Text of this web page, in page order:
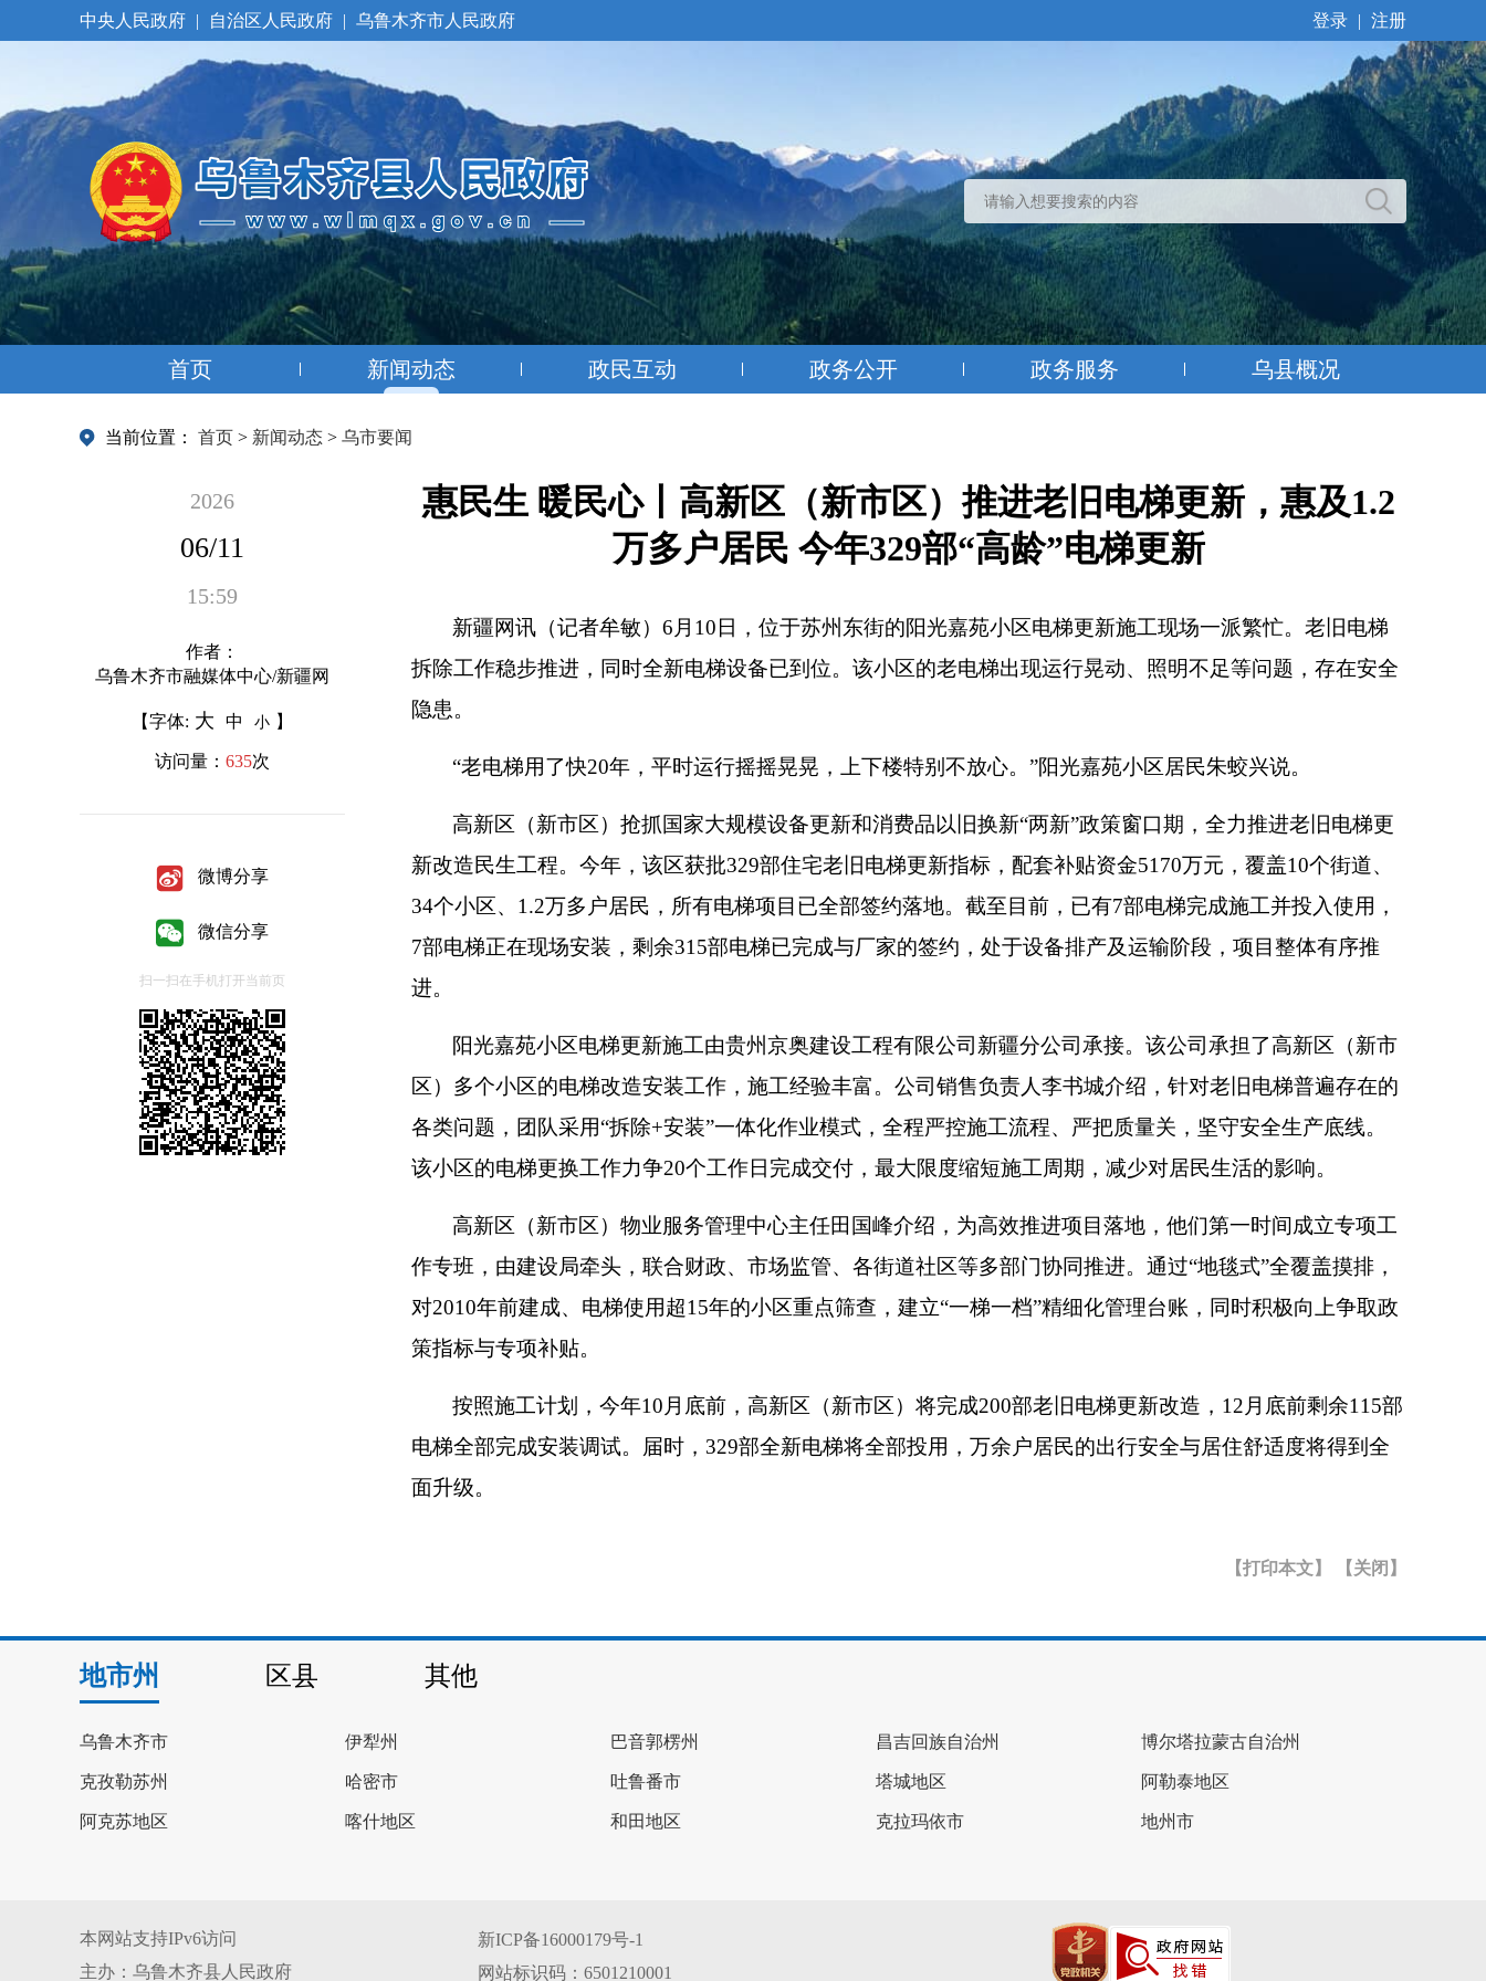
中央人民政府 | 自治区人民政府 | 乌鲁木齐市人民政府 登录 | 注册
首页 新闻动态 政民互动 政务公开 政务服务 乌县概况
当前位置： 首页 > 新闻动态 > 乌市要闻
2026
06/11
15:59
作者：
乌鲁木齐市融媒体中心/新疆网
【字体: 大 中 小 】
访问量： 635次
微博分享
微信分享
扫一扫在手机打开当前页
惠民生 暖民心丨高新区（新市区）推进老旧电梯更新，惠及1.2
万多户居民 今年329部“高龄”电梯更新
新疆网讯（记者牟敏）6月10日，位于苏州东街的阳光嘉苑小区电梯更新施工现场一派繁忙。老旧电梯
拆除工作稳步推进，同时全新电梯设备已到位。该小区的老电梯出现运行晃动、照明不足等问题，存在安全
隐患。
“老电梯用了快20年，平时运行摇摇晃晃，上下楼特别不放心。”阳光嘉苑小区居民朱蛟兴说。
高新区（新市区）抢抓国家大规模设备更新和消费品以旧换新“两新”政策窗口期，全力推进老旧电梯更
新改造民生工程。今年，该区获批329部住宅老旧电梯更新指标，配套补贴资金5170万元，覆盖10个街道、
34个小区、1.2万多户居民，所有电梯项目已全部签约落地。截至目前，已有7部电梯完成施工并投入使用，
7部电梯正在现场安装，剩余315部电梯已完成与厂家的签约，处于设备排产及运输阶段，项目整体有序推
进。
阳光嘉苑小区电梯更新施工由贵州京奥建设工程有限公司新疆分公司承接。该公司承担了高新区（新市
区）多个小区的电梯改造安装工作，施工经验丰富。公司销售负责人李书城介绍，针对老旧电梯普遍存在的
各类问题，团队采用“拆除+安装”一体化作业模式，全程严控施工流程、严把质量关，坚守安全生产底线。
该小区的电梯更换工作力争20个工作日完成交付，最大限度缩短施工周期，减少对居民生活的影响。
高新区（新市区）物业服务管理中心主任田国峰介绍，为高效推进项目落地，他们第一时间成立专项工
作专班，由建设局牵头，联合财政、市场监管、各街道社区等多部门协同推进。通过“地毯式”全覆盖摸排，
对2010年前建成、电梯使用超15年的小区重点筛查，建立“一梯一档”精细化管理台账，同时积极向上争取政
策指标与专项补贴。
按照施工计划，今年10月底前，高新区（新市区）将完成200部老旧电梯更新改造，12月底前剩余115部
电梯全部完成安装调试。届时，329部全新电梯将全部投用，万余户居民的出行安全与居住舒适度将得到全
面升级。
【打印本文】 【关闭】
地市州 区县 其他
乌鲁木齐市 伊犁州 巴音郭楞州 昌吉回族自治州 博尔塔拉蒙古自治州
克孜勒苏州 哈密市 吐鲁番市 塔城地区 阿勒泰地区
阿克苏地区 喀什地区 和田地区 克拉玛依市 地州市
本网站支持IPv6访问
主办：乌鲁木齐县人民政府
新ICP备16000179号-1
网站标识码：6501210001